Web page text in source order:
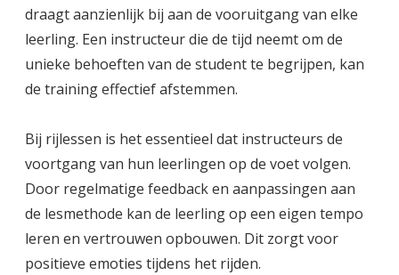
draagt aanzienlijk bij aan de vooruitgang van elke
leerling. Een instructeur die de tijd neemt om de
unieke behoeften van de student te begrijpen, kan
de training effectief afstemmen.
Bij rijlessen is het essentieel dat instructeurs de
voortgang van hun leerlingen op de voet volgen.
Door regelmatige feedback en aanpassingen aan
de lesmethode kan de leerling op een eigen tempo
leren en vertrouwen opbouwen. Dit zorgt voor
positieve emoties tijdens het rijden.